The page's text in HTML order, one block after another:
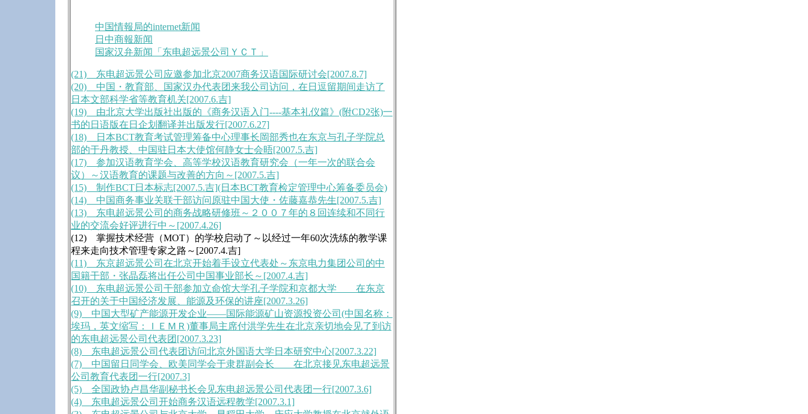
中国情報局的internet新闻
日中商報新闻
国家汉弁新闻「东电超远景公司ＹＣＴ」
(21) 东电超远景公司应邀参加北京2007商务汉语国际研讨会[2007.8.7]
(20) 中国・教育部、国家汉办代表团来我公司访问，在日逗留期间走访了
日本文部科学省等教育机关[2007.6.吉]
(19) 由北京大学出版社出版的《商务汉语入门----基本礼仪篇》(附CD2张)一
书的日语版在日企划翻译并出版发行[2007.6.27]
(18) 日本BCT教育考试管理筹备中心理事长岡部秀也在东京与孔子学院总
部的于丹教授、中国驻日本大使馆何静女士会晤[2007.5.吉]
(17) 参加汉语教育学会、高等学校汉语教育研究会（一年一次的联合会
议）～汉语教育的课题与改善的方向～[2007.5.吉]
(15) 制作BCT日本标志[2007.5.吉](日本BCT教育检定管理中心筹备委员会)
(14) 中国商务事业关联干部访问原驻中国大使・佐藤嘉恭先生[2007.5.吉]
(13) 东电超远景公司的商务战略研修班～２００７年的８回连续和不同行
业的交流会好评进行中～[2007.4.26]
(12) 掌握技术经营（MOT）的学校启动了～以经过一年60次洗练的教学课
程来走向技术管理专家之路～[2007.4.吉]
(11) 东京超远景公司在北京开始着手设立代表处～东京电力集团公司的中
国籍干部・张晶磊将出任公司中国事业部长～[2007.4.吉]
(10) 东电超远景公司干部参加立命馆大学孔子学院和京都大学 在东京
召开的关于中国经济发展、能源及环保的讲座[2007.3.26]
(9) 中国大型矿产能源开发企业――国际能源矿山资源投资公司(中国名称：
埃玛，英文缩写：ＩＥＭＲ)董事局主席付洪学先生在北京亲切地会见了到访
的东电超远景公司代表团[2007.3.23]
(8) 东电超远景公司代表团访问北京外国语大学日本研究中心[2007.3.22]
(7) 中国留日同学会、欧美同学会于隶群副会长 在北京接见东电超远景
公司教育代表团一行[2007.3]
(5) 全国政协卢昌华副秘书长会见东电超远景公司代表团一行[2007.3.6]
(4) 东电超远景公司开始商务汉语远程教学[2007.3.1]